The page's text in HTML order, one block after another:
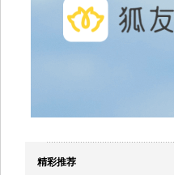
精彩推荐